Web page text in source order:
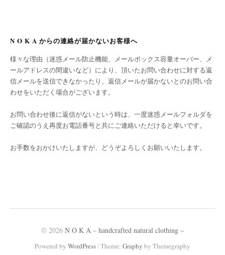
N O K A からの連絡が届かないお客様へ
様々な理由（迷惑メール防止機能、メールボックス容量オーバー、メ
ールアドレスの間違いなど）により、頂いたお問い合わせに対する返
信メールを送信できなかったり、返信メールが届かないとのお問い合
わせをいただく場合がございます。
お問い合わせ後に返信がないという時は、一度迷惑メールフォルダを
ご確認のうえ再度お電話番号と共にご連絡いただけると幸いです。
お手数をおかけいたしますが、どうぞよろしくお願いいたします。
© 2026 N O K A – handcrafted natural clothing –
Powered by WordPress | Theme: Graphy by Themegraphy